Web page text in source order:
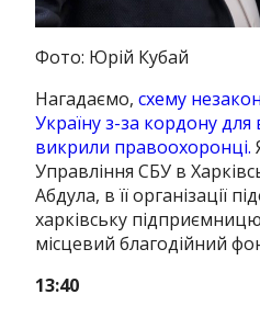
Фото: Юрій Кубай
Нагадаємо,схему
Україну з-за кордону для
викрили правоохоронці.
Управління СБУ в
Абдула, в її організації
харківську
місцевий благодійний
13:40